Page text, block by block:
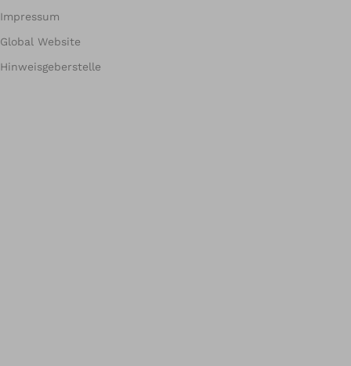
Impressum
Global Website
Hinweisgeberstelle